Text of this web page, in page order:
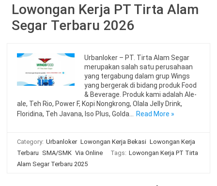
Lowongan Kerja PT Tirta Alam
Segar Terbaru 2026
Urbanloker – PT. Tirta Alam Segar
merupakan salah satu perusahaan
yang tergabung dalam grup Wings
yang bergerak di bidang produk Food
& Beverage. Produk kami adalah Ale-
ale, Teh Rio, Power F, Kopi Nongkrong, Olala Jelly Drink,
Floridina, Teh Javana, Iso Plus, Golda…
Read More »
Category: Urbanloker Lowongan Kerja Bekasi Lowongan Kerja
Terbaru SMA/SMK Via Online Tags: Lowongan Kerja PT Tirta
Alam Segar Terbaru 2025